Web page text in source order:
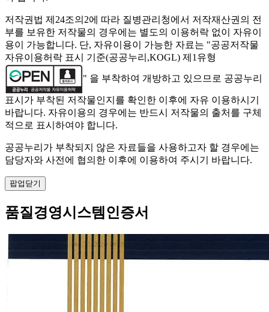
저작권법 제24조의2에 따라 질병관리청에서 저작재산권의 전
부를 보유한 저작물의 경우에는 별도의 이용허락 없이 자유이
용이 가능합니다. 단, 자유이용이 가능한 자료는 "공공저작물
자유이용허락 표시 기준(공공누리,KOGL) 제1유형
" 을 부착하여 개방하고 있으므로 공공누리
표시가 부착된 저작물인지를 확인한 이후에 자유 이용하시기
바랍니다. 자유이용의 경우에는 반드시 저작물의 출처를 구체
적으로 표시하여야 합니다.
공공누리가 부착되지 않은 자료들을 사용하고자 할 경우에는
담당자와 사전에 협의한 이후에 이용하여 주시기 바랍니다.
팝업닫기
품질경영시스템인증서